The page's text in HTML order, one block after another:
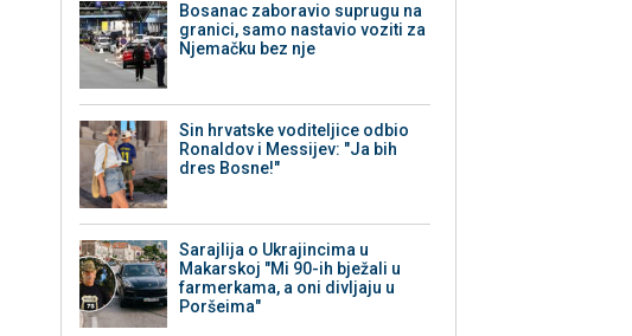
Bosanac zaboravio suprugu na
granici, samo nastavio voziti za
Njemačku bez nje
Sin hrvatske voditeljice odbio
Ronaldov i Messijev: "Ja bih
dres Bosne!"
Sarajlija o Ukrajincima u
Makarskoj "Mi 90-ih bježali u
farmerkama, a oni divljaju u
Poršeima"